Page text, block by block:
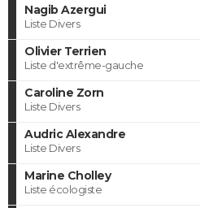
Nagib Azergui
Liste Divers
Olivier Terrien
Liste d'extrême-gauche
Caroline Zorn
Liste Divers
Audric Alexandre
Liste Divers
Marine Cholley
Liste écologiste